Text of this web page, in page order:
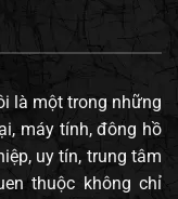
là một trong những
máy tính, đông hồ
uy tín, trung tâm
thuộc không chỉ